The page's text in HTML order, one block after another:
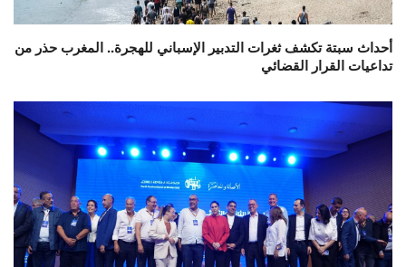
أحداث سبتة تكشف ثغرات التدبير الإسباني للهجرة.. المغرب حذر من
تداعيات القرار القضائي